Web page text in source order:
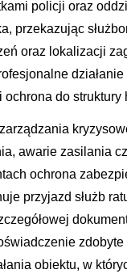
policji oraz
przekazując
oraz lokalizacji
do struktury
awarie zasilania
ochrona
przyjazd służb
obiektu, w